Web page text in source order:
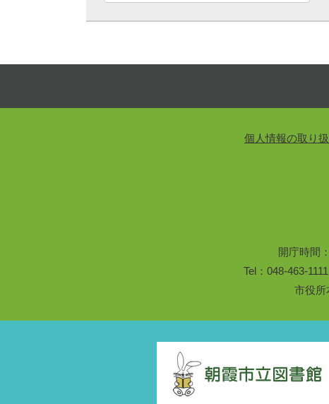
個人情報の取り
開庁時間
Tel：048-463-
市役所